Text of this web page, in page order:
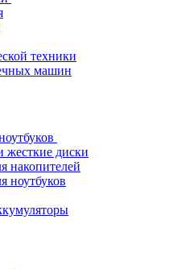
техники
машин
диски
накопителей
ноутбуков